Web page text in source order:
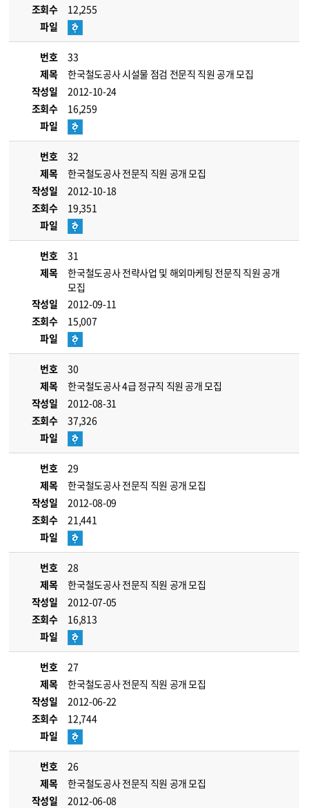
조회수
12,255
파일
번호
33
제목
한국철도공사 시설물 점검 전문직 직원 공개 모집
작성일
2012-10-24
조회수
16,259
파일
번호
32
제목
한국철도공사 전문직 직원 공개 모집
작성일
2012-10-18
조회수
19,351
파일
번호
31
제목
한국철도공사 전략사업 및 해외마케팅 전문직 직원 공개
모집
작성일
2012-09-11
조회수
15,007
파일
번호
30
제목
한국철도공사 4급 정규직 직원 공개 모집
작성일
2012-08-31
조회수
37,326
파일
번호
29
제목
한국철도공사 전문직 직원 공개 모집
작성일
2012-08-09
조회수
21,441
파일
번호
28
제목
한국철도공사 전문직 직원 공개 모집
작성일
2012-07-05
조회수
16,813
파일
번호
27
제목
한국철도공사 전문직 직원 공개 모집
작성일
2012-06-22
조회수
12,744
파일
번호
26
제목
한국철도공사 전문직 직원 공개 모집
작성일
2012-06-08